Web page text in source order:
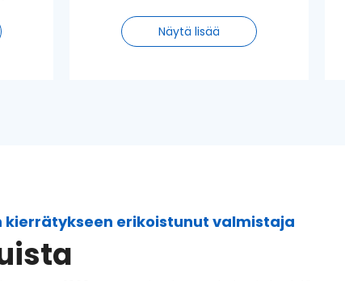
kestävä pitkällä aikavälillä, mikä
varmistaa, että edellä olevaa b2b-
Näytä lisää
erikoistunut valmistaja